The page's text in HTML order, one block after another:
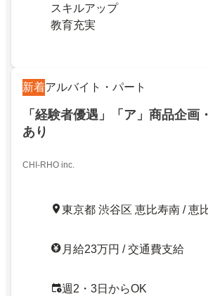
スキルアップ
教育充実
新着アルバイト・パート
「経験者優遇」「ア」商品企
あり
CHI-RHO inc.
東京都 渋谷区 恵比寿南 / 恵
月給23万円 / 交通費支給
週2・3日からOK